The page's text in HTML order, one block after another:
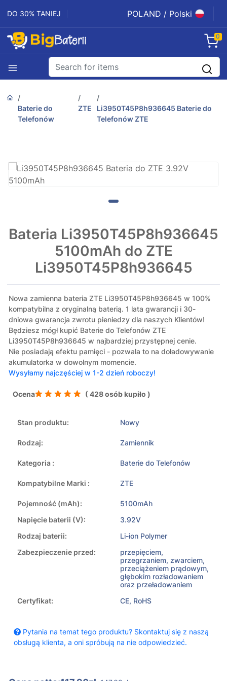
DO 30% TANIEJ POLAND / Polski
0
Baterie do
Telefonów
ZTE
Li3950T45P8h936645 Baterie do
Telefonów ZTE
Bateria Li3950T45P8h936645
5100mAh do ZTE
Li3950T45P8h936645
Nowa zamienna bateria ZTE Li3950T45P8h936645 w 100%
kompatybilna z oryginalną baterią. 1 lata gwarancji i 30-
dniowa gwarancja zwrotu pieniedzy dla naszych Klientów!
Będziesz mógł kupić Baterie do Telefonów ZTE
Li3950T45P8h936645 w najbardziej przystępnej cenie.
Nie posiadają efektu pamięci - pozwala to na doładowywanie
akumulatorka w dowolnym momencie.
Wysyłamy najczęściej w 1-2 dzień roboczy!
Ocena ( 428 osób kupiło )
Stan produktu: Nowy
Rodzaj: Zamiennik
Kategoria : Baterie do Telefonów
Kompatybilne Marki : ZTE
Pojemność (mAh):
5100mAh
Napięcie baterii (V):
3.92V
Rodzaj baterii:
Li-ion Polymer
Zabezpieczenie przed:
przepięciem,
przegrzaniem, zwarciem,
przeciążeniem prądowym,
głębokim rozładowaniem
oraz przeładowaniem
Certyfikat:
CE, RoHS
Pytania na temat tego produktu? Skontaktuj się z naszą
obsługą klienta, a oni spróbują na nie odpowiedzieć.